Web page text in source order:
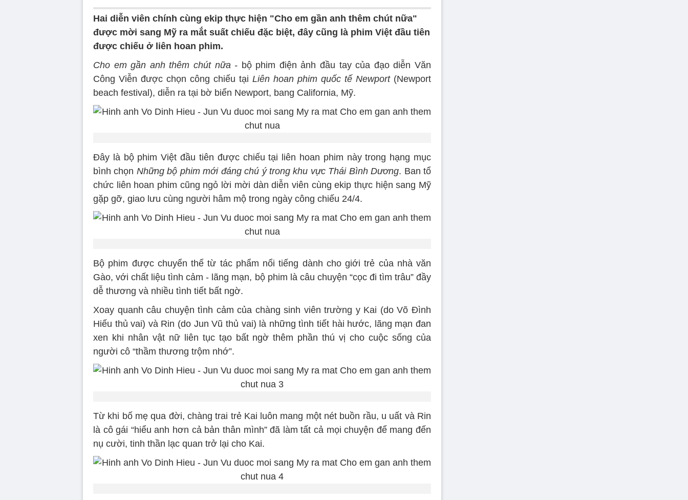
Hai diễn viên chính cùng ekip thực hiện "Cho em gần anh thêm chút nữa"
được mời sang Mỹ ra mắt suất chiếu đặc biệt, đây cũng là phim Việt đầu tiên
được chiếu ở liên hoan phim.
Cho em gần anh thêm chút nữa - bộ phim điện ảnh đầu tay của đạo diễn Văn
Công Viễn được chọn công chiếu tại Liên hoan phim quốc tế Newport(Newport
beach festival), diễn ra tại bờ biển Newport, bang California, Mỹ.
Đây là bộ phim Việt đầu tiên được chiếu tại liên hoan phim này trong hạng mục
bình chọn Những bộ phim mới đáng chú ý trong khu vực Thái Bình Dương. Ban tổ
chức liên hoan phim cũng ngỏ lời mời dàn diễn viên cùng ekip thực hiện sang Mỹ
gặp gỡ, giao lưu cùng người hâm mộ trong ngày công chiếu 24/4.
Bộ phim được chuyển thể từ tác phẩm nổi tiếng dành cho giới trẻ của nhà văn
Gào, với chất liệu tình cảm - lãng mạn, bộ phim là câu chuyện “cọc đi tìm trâu” đầy
dễ thương và nhiều tình tiết bất ngờ.
Xoay quanh câu chuyện tình cảm của chàng sinh viên trường y Kai (do Võ Đình
Hiếu thủ vai) và Rin (do Jun Vũ thủ vai) là những tình tiết hài hước, lãng mạn đan
xen khi nhân vật nữ liên tục tạo bất ngờ thêm phần thú vị cho cuộc sống của
người cô “thầm thương trộm nhớ”.
Từ khi bố mẹ qua đời, chàng trai trẻ Kai luôn mang một nét buồn rầu, u uất và Rin
là cô gái “hiểu anh hơn cả bản thân mình” đã làm tất cả mọi chuyện để mang đến
nụ cười, tinh thần lạc quan trở lại cho Kai.